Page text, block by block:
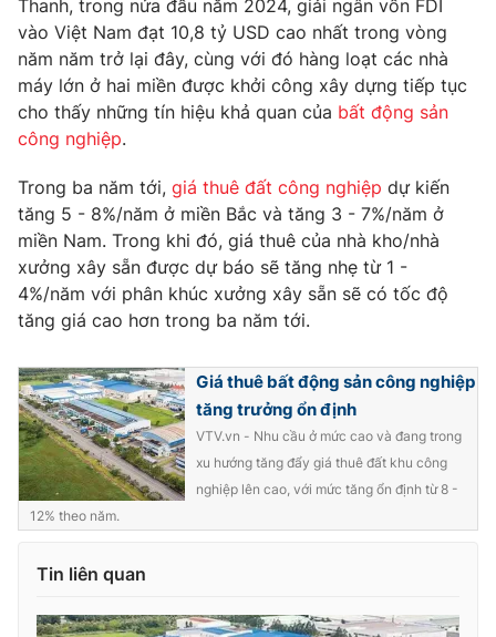
VTV9 VTV8
Liên hệ tòa soạn English
THỜI BÁO VTV
Cơ quan chủ quản:Đài Truyền hình Việt Nam
Cơ quan báo chí:Thời báo VTV
Giấy phép hoạt động báo in và báo điện tử số 483/GP-BTTTT
cấp ngày 29/12/2023
Tổng Biên tập:Vũ Thanh Thủy
Phó Tổng Biên tập:
Nguyễn Trọng Ninh
Tổng đài VTV:024.38 355 931 - 024.38 355 932
Thanh, trong nửa đầu năm 2024, giải ngân vốn FDI
vào Việt Nam đạt 10,8 tỷ USD cao nhất trong vòng
năm năm trở lại đây, cùng với đó hàng loạt các nhà
máy lớn ở hai miền được khởi công xây dựng tiếp tục
cho thấy những tín hiệu khả quan của bất động sản
công nghiệp.
Trong ba năm tới, giá thuê đất công nghiệp dự kiến
tăng 5 - 8%/năm ở miền Bắc và tăng 3 - 7%/năm ở
miền Nam. Trong khi đó, giá thuê của nhà kho/nhà
xưởng xây sẵn được dự báo sẽ tăng nhẹ từ 1 -
4%/năm với phân khúc xưởng xây sẵn sẽ có tốc độ
tăng giá cao hơn trong ba năm tới.
Giá thuê bất động sản công nghiệp
tăng trưởng ổn định
VTV.vn - Nhu cầu ở mức cao và đang trong
xu hướng tăng đẩy giá thuê đất khu công
nghiệp lên cao, với mức tăng ổn định từ 8 -
12% theo năm.
Tin liên quan